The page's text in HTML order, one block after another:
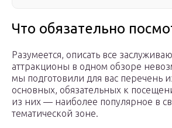
Что обязательно
Разумеется, описать все
аттракционы в одном обзоре
мы подготовили для вас перечень
основных, обязательных к
из них — наиболее популярное в
тематической зоне.